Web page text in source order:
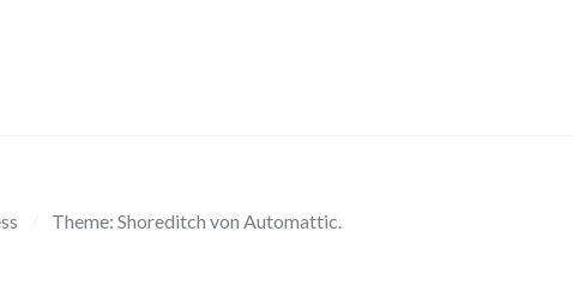
Theme: Shoreditch von Automattic